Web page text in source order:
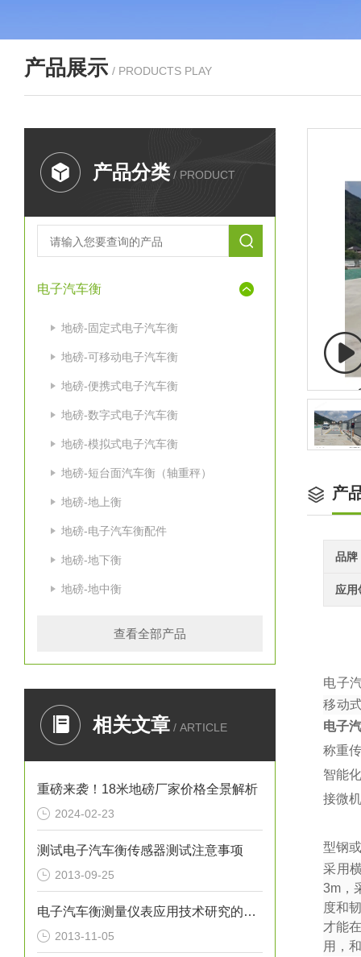
产品展示 / PRODUCTS PLAY
产品分类 / PRODUCT
电子汽车衡
地磅-固定式电子汽车衡
地磅-可移动电子汽车衡
地磅-便携式电子汽车衡
地磅-数字式电子汽车衡
地磅-模拟式电子汽车衡
地磅-短台面汽车衡（轴重秤）
地磅-地上衡
地磅-电子汽车衡配件
地磅-地下衡
地磅-地中衡
查看全部产品
相关文章 / ARTICLE
重磅来袭！18米地磅厂家价格全景解析
2024-02-23
测试电子汽车衡传感器测试注意事项
2013-09-25
电子汽车衡测量仪表应用技术研究的目标
2013-11-05
产
品牌
应用
电子
移动
电子
称重
智能
接微
型钢
采用
3m ，
度和
才能
用，